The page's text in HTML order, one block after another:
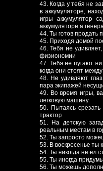
43. Когда у тебя не
в аккумуляторе,
игры аккумулятор
аккумуляторе а
44. Ты готов продать
45. Приходя домой
46. Тебя не
физиономии
47. Тебя не пугают
когда они стоят
48. Не удивляют
пара экипажей
49. Во время игры,
легковую машину
50. Пытаясь
трактор
51. На детскую
реальным местам в
52. Ты запросто
53. В воскресенье ты
54. Ты никогда не ел
55. Ты иногда
56. Ты можешь